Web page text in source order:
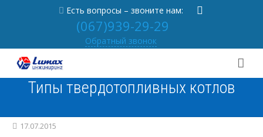
Есть вопросы – звоните нам:
(067)939-29-29
Обратный звонок
О нас
От учредителя
Услуги
Типы твердотопливных котлов
17.07.2015